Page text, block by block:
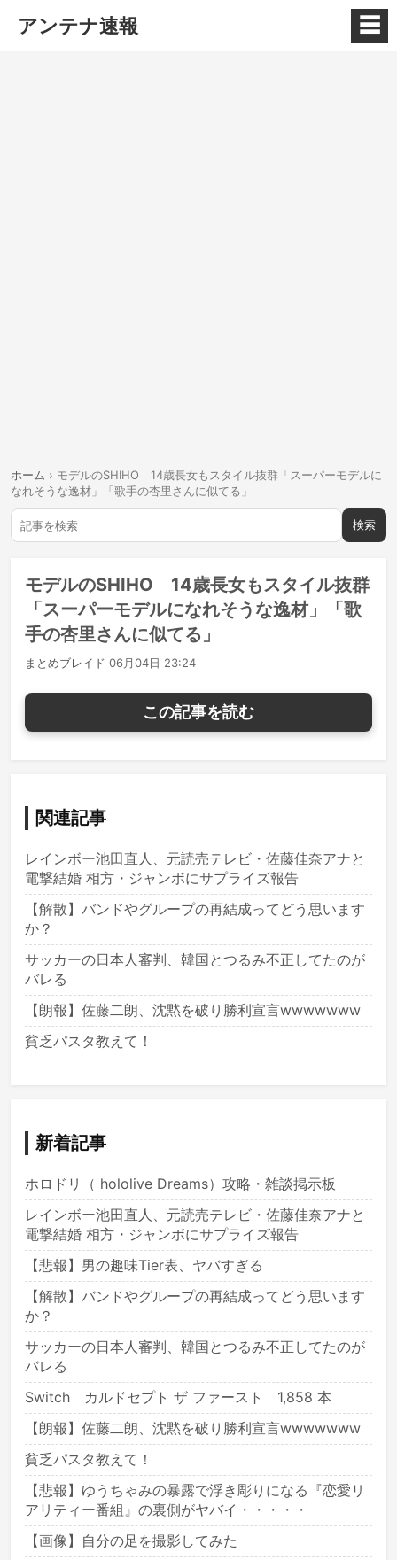
アンテナ速報 ☰
ホーム › モデルのSHIHO 14歳長女もスタイル抜群「スーパーモデルに
なれそうな逸材」「歌手の杏里さんに似てる」
検索
モデルのSHIHO 14歳長女もスタイル抜群
「スーパーモデルになれそうな逸材」「歌
手の杏里さんに似てる」
まとめブレイド 06月04日 23:24
この記事を読む
関連記事
レインボー池田直人、元読売テレビ・佐藤佳奈アナと
電撃結婚 相方・ジャンボにサプライズ報告
【解散】バンドやグループの再結成ってどう思います
か？
サッカーの日本人審判、韓国とつるみ不正してたのが
バレる
【朗報】佐藤二朗、沈黙を破り勝利宣言wwwwwww
貧乏パスタ教えて！
新着記事
ホロドリ（ hololive Dreams）攻略・雑談掲示板
レインボー池田直人、元読売テレビ・佐藤佳奈アナと
電撃結婚 相方・ジャンボにサプライズ報告
【悲報】男の趣味Tier表、ヤバすぎる
【解散】バンドやグループの再結成ってどう思います
か？
サッカーの日本人審判、韓国とつるみ不正してたのが
バレる
Switch カルドセプト ザ ファースト 1,858 本
【朗報】佐藤二朗、沈黙を破り勝利宣言wwwwwww
貧乏パスタ教えて！
【悲報】ゆうちゃみの暴露で浮き彫りになる『恋愛リ
アリティー番組』の裏側がヤバイ・・・・・
【画像】自分の足を撮影してみた